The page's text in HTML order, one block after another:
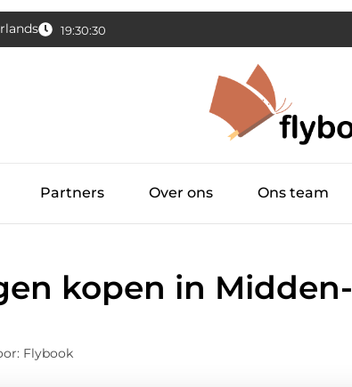
kopen in Midden-
Flybook